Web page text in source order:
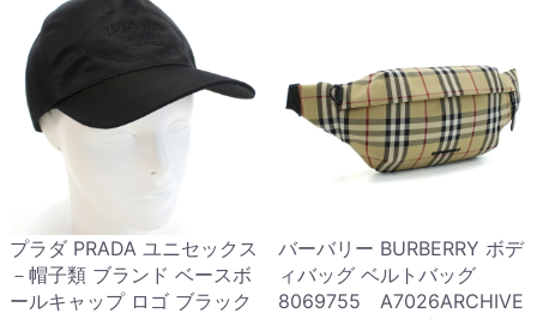
プラダ PRADA ユニセックス
－帽子類 ブランド ベースボ
ールキャップ ロゴ ブラック
バーバリー BURBERRY ボデ
ィバッグ ベルトバッグ
8069755 A7026ARCHIVE